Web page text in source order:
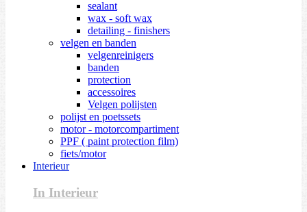
sealant
wax - soft wax
detailing - finishers
velgen en banden
velgenreinigers
banden
protection
accessoires
Velgen polijsten
polijst en poetssets
motor - motorcompartiment
PPF ( paint protection film)
fiets/motor
Interieur
In Interieur